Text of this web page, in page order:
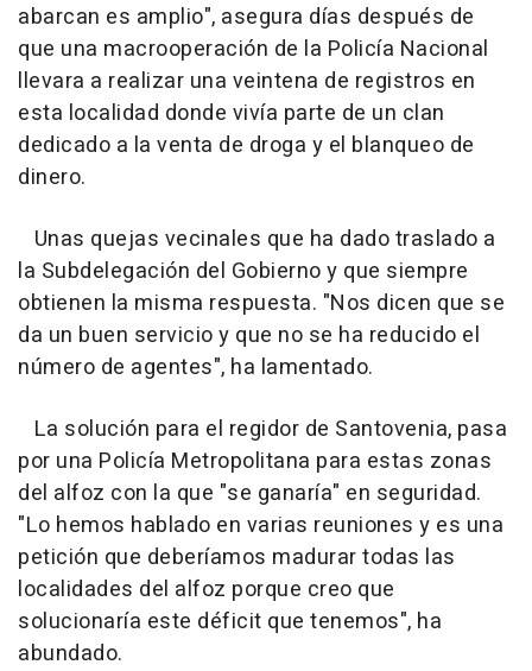
abarcan es amplio", asegura días después de
que una macrooperación de la Policía Nacional
llevara a realizar una veintena de registros en
esta localidad donde vivía parte de un clan
dedicado a la venta de droga y el blanqueo de
dinero.
Unas quejas vecinales que ha dado traslado a
la Subdelegación del Gobierno y que siempre
obtienen la misma respuesta. "Nos dicen que se
da un buen servicio y que no se ha reducido el
número de agentes", ha lamentado.
La solución para el regidor de Santovenia, pasa
por una Policía Metropolitana para estas zonas
del alfoz con la que "se ganaría" en seguridad.
"Lo hemos hablado en varias reuniones y es una
petición que deberíamos madurar todas las
localidades del alfoz porque creo que
solucionaría este déficit que tenemos", ha
abundado.